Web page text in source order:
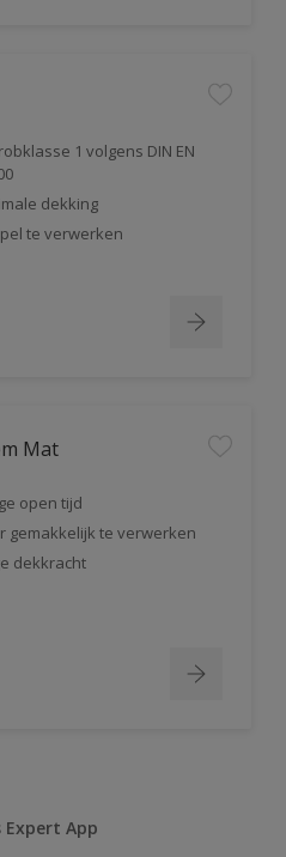
1 volgens DIN EN
dekking
te verwerken
Mat
open tijd
gemakkelijk te verwerken
dekkracht
Expert App